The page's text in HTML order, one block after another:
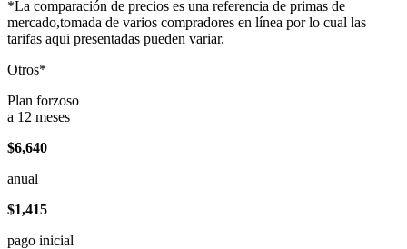
*La comparación de precios es una referencia de primas de
mercado,tomada de varios compradores en línea por lo cual las
tarifas aqui presentadas pueden variar.
Otros*
Plan forzoso
a 12 meses
$6,640
anual
$1,415
pago inicial